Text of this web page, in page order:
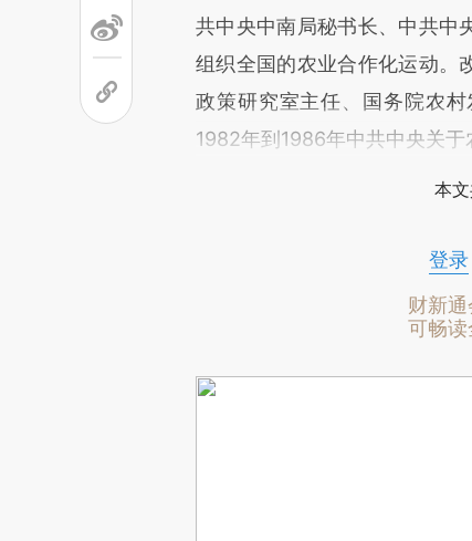
共中央中南局秘书长、中共中
组织全国的农业合作化运动。
政策研究室主任、国务院农
1982年到1986年中共中央关于
本
登录
财新通
可畅读